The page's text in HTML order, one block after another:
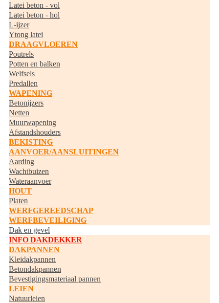
Latei beton - vol
Latei beton - hol
L-ijzer
Ytong latei
DRAAGVLOEREN
Poutrels
Potten en balken
Welfsels
Predallen
WAPENING
Betonijzers
Netten
Muurwapening
Afstandshouders
BEKISTING
AANVOER/AANSLUITINGEN
Aarding
Wachtbuizen
Wateraanvoer
HOUT
Platen
WERFGEREEDSCHAP
WERFBEVEILIGING
Dak en gevel
INFO DAKDEKKER
DAKPANNEN
Kleidakpannen
Betondakpannen
Bevestigingsmateriaal pannen
LEIEN
Natuurleien